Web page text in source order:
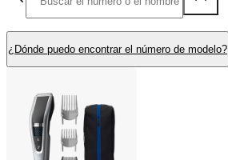
¿Dónde puedo encontrar el número de modelo?